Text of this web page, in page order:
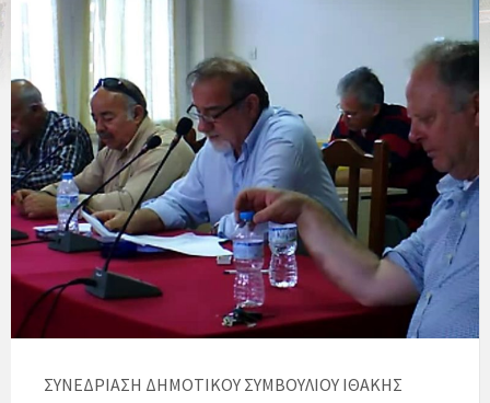
ΣΥΝΕΔΡΙΑΣΗ ΔΗΜΟΤΙΚΟΥ ΣΥΜΒΟΥΛΙΟΥ ΙΘΑΚΗΣ